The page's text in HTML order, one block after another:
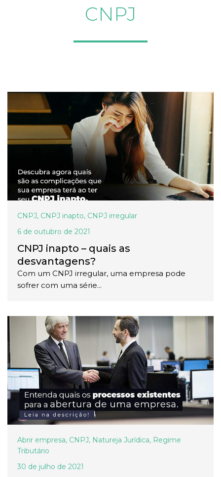
CNPJ
CNPJ, CNPJ inapto, CNPJ irregular
6 de outubro de 2021
CNPJ inapto – quais as
desvantagens?
Com um CNPJ irregular, uma empresa pode
sofrer com uma série...
Abrir empresa, CNPJ, Natureja Jurídica, Regime
Tributário
30 de julho de 2021